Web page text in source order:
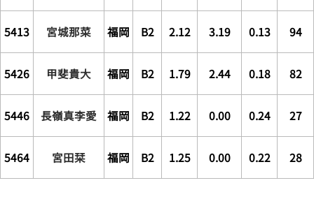
5413 宮城那菜 福岡 B2 2.12 3.19 0.13 94
5426 甲斐貴大 福岡 B2 1.79 2.44 0.18 82
5446 長嶺真李愛 福岡 B2 1.22 0.00 0.24 27
5464 宮田栞 福岡 B2 1.25 0.00 0.22 28